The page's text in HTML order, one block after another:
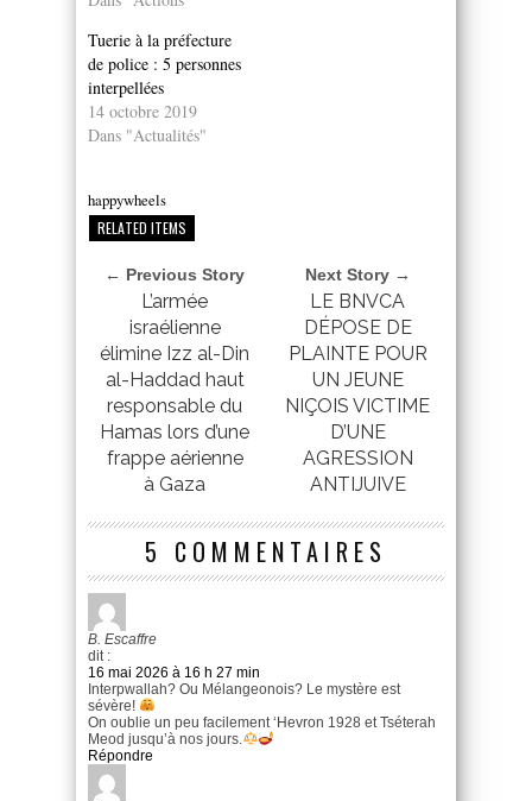
Tuerie à la préfecture
de police : 5 personnes
interpellées
14 octobre 2019
Dans "Actualités"
happywheels
RELATED ITEMS
← Previous Story
L’armée
israélienne
élimine Izz al-Din
al-Haddad haut
responsable du
Hamas lors d’une
frappe aérienne
à Gaza
Next Story →
LE BNVCA
DÉPOSE DE
PLAINTE POUR
UN JEUNE
NIÇOIS VICTIME
D’UNE
AGRESSION
ANTIJUIVE
5 COMMENTAIRES
B. Escaffre
dit :
16 mai 2026 à 16 h 27 min
Interpwallah? Ou Mélangeonois? Le mystère est
sévère!
On oublie un peu facilement ‘Hevron 1928 et Tséterah
Meod jusqu’à nos jours.
Répondre